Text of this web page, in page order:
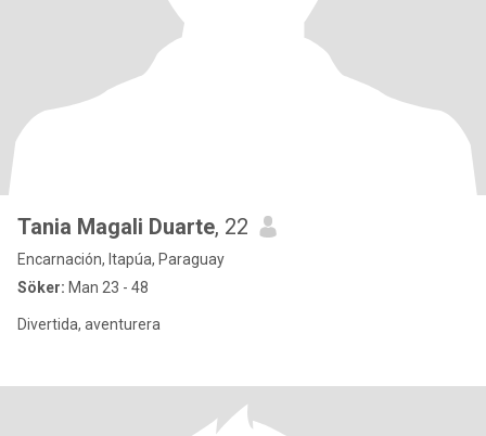
Tania Magali Duarte, 22
Encarnación, Itapúa, Paraguay
Söker: Man 23 - 48
Divertida, aventurera